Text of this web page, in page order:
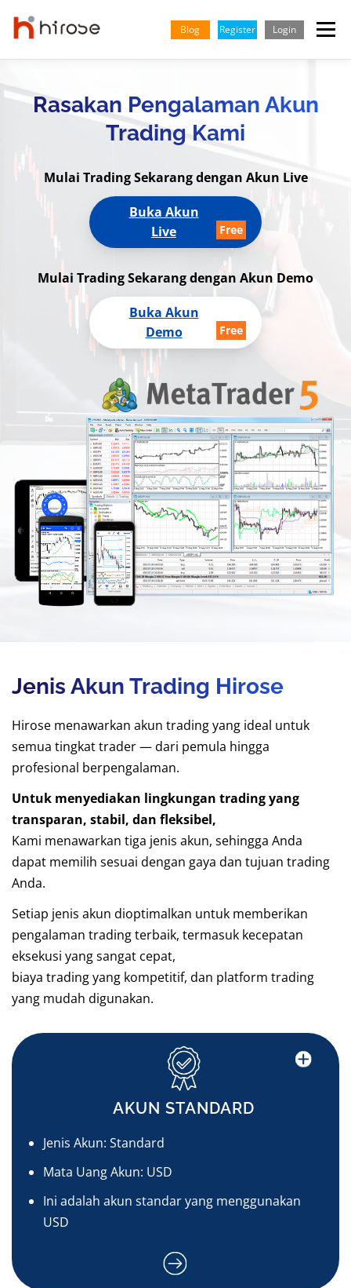
content
Blog Register Login Menu
HELP CENTER
Rasakan Pengalaman Akun
Trading Kami
Mulai Trading Sekarang dengan Akun Live
Buka Akun
Live
Mulai Trading Sekarang dengan Akun Demo
Buka Akun
Demo
Jenis Akun Trading Hirose
Hirose menawarkan akun trading yang ideal untuk
semua tingkat trader — dari pemula hingga
profesional berpengalaman.
Untuk menyediakan lingkungan trading yang
transparan, stabil, dan fleksibel,
Kami menawarkan tiga jenis akun, sehingga Anda
dapat memilih sesuai dengan gaya dan tujuan trading
Anda.
Setiap jenis akun dioptimalkan untuk memberikan
pengalaman trading terbaik, termasuk kecepatan
eksekusi yang sangat cepat,
biaya trading yang kompetitif, dan platform trading
yang mudah digunakan.
AKUN STANDARD
Jenis Akun: Standard
Mata Uang Akun: USD
Ini adalah akun standar yang menggunakan
USD